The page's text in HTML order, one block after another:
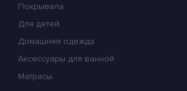
Покрывала
Для детей
Домашняя одежда
Аксессуары для ванной
Матрасы